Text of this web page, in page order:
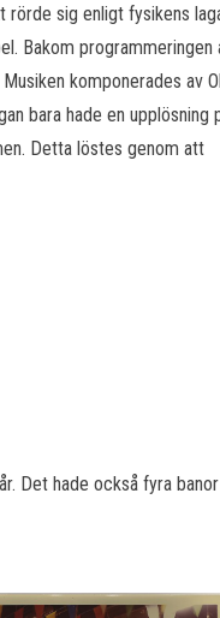
rörde sig enligt fysikens
Bakom programmeringen
komponerades av
bara hade en upplösning
Detta löstes genom att
Det hade också fyra banor